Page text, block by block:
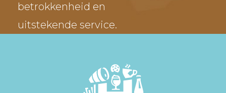
betrokkenheid en
uitstekende service.